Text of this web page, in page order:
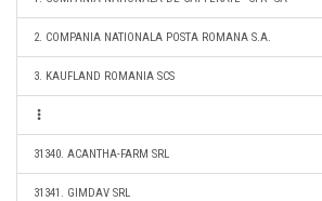
2. COMPANIA NATIONALA POSTA ROMANA S.A.
3. KAUFLAND ROMANIA SCS
31340. ACANTHA-FARM SRL
31341. GIMDAV SRL